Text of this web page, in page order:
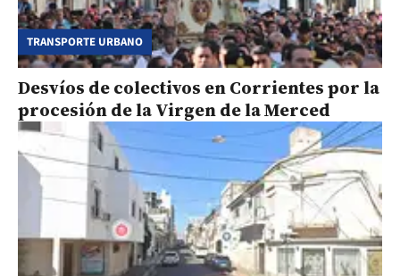
TRANSPORTE URBANO
Desvíos de colectivos en Corrientes por la
procesión de la Virgen de la Merced